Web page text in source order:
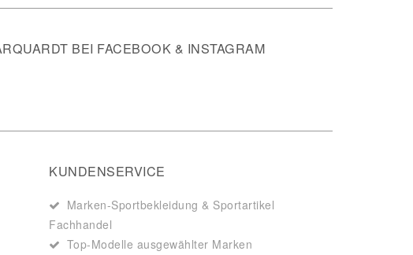
BEI FACEBOOK & INSTAGRAM
KUNDENSERVICE
Marken-Sportbekleidung & Sportartikel
Fachhandel
Top-Modelle ausgewählter Marken